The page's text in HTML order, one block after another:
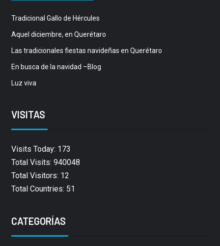
Tradicional Gallo de Hércules
Aquel diciembre, en Querétaro
Las tradicionales fiestas navideñas en Querétaro
En busca de la navidad –Blog
Luz viva
VISITAS
Visits Today: 173
Total Visits: 940048
Total Visitors: 12
Total Countries: 51
CATEGORÍAS